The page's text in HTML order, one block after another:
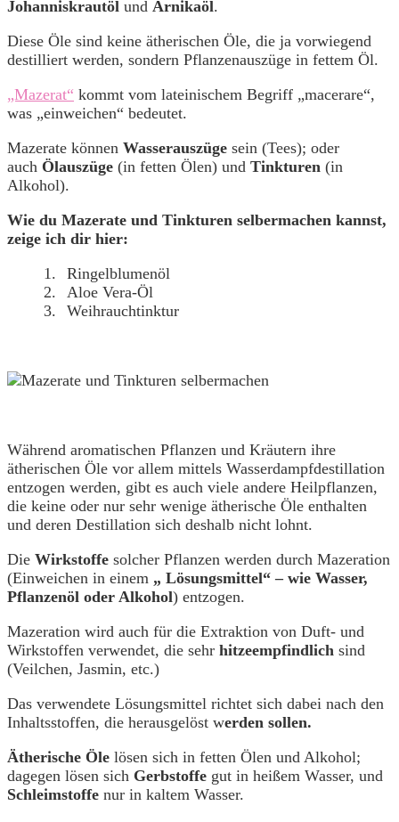
Johanniskrautöl und Arnikaöl.
Diese Öle sind keine ätherischen Öle, die ja vorwiegend
destilliert werden, sondern Pflanzenauszüge in fettem Öl.
„Mazerat“ kommt vom lateinischem Begriff „macerare“,
was „einweichen“ bedeutet.
Mazerate können Wasserauszüge sein (Tees); oder
auch Ölauszüge (in fetten Ölen) und Tinkturen (in
Alkohol).
Wie du Mazerate und Tinkturen selbermachen kannst,
zeige ich dir hier:
Ringelblumenöl
Aloe Vera-Öl
Weihrauchtinktur
Während aromatischen Pflanzen und Kräutern ihre
ätherischen Öle vor allem mittels Wasserdampfdestillation
entzogen werden, gibt es auch viele andere Heilpflanzen,
die keine oder nur sehr wenige ätherische Öle enthalten
und deren Destillation sich deshalb nicht lohnt.
Die Wirkstoffe solcher Pflanzen werden durch Mazeration
(Einweichen in einem „ Lösungsmittel“ – wie Wasser,
Pflanzenöl oder Alkohol) entzogen.
Mazeration wird auch für die Extraktion von Duft- und
Wirkstoffen verwendet, die sehr hitzeempfindlich sind
(Veilchen, Jasmin, etc.)
Das verwendete Lösungsmittel richtet sich dabei nach den
Inhaltsstoffen, die herausgelöst werden sollen.
Ätherische Öle lösen sich in fetten Ölen und Alkohol;
dagegen lösen sich Gerbstoffe gut in heißem Wasser, und
Schleimstoffe nur in kaltem Wasser.